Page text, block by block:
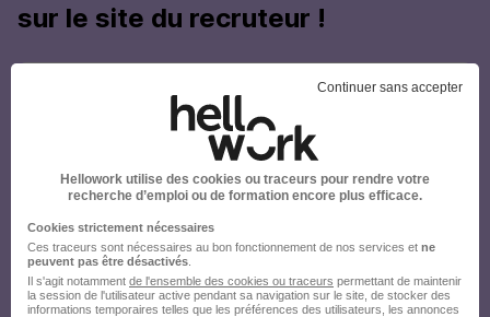
sur le site du recruteur !
Continuer sans accepter
Hellowork utilise des cookies ou traceurs pour rendre votre
recherche d’emploi ou de formation encore plus efficace.
Cookies strictement nécessaires
Ces traceurs sont nécessaires au bon fonctionnement de nos services et ne
peuvent pas être désactivés
Il s'agit notamment de l'ensemble des cookies ou traceurs permettant de maintenir
la session de l'utilisateur active pendant sa navigation sur le site, de stocker des
informations temporaires telles que les préférences des utilisateurs, les annonces